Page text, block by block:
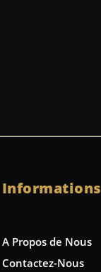
Informations
A Propos de Nous
Contactez-Nous